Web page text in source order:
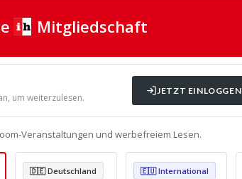
Mitgliedschaft
um weiterzulesen.
JETZT EINLOGGEN
Veranstaltungen und werbefreiem Lesen.
🇩🇪 Deutschland 🇪🇺 International